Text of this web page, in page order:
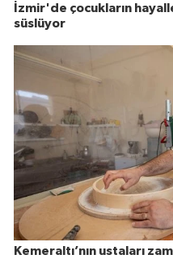
İzmir'de çocukların
süslüyor
Kemeraltı’nın ustaları